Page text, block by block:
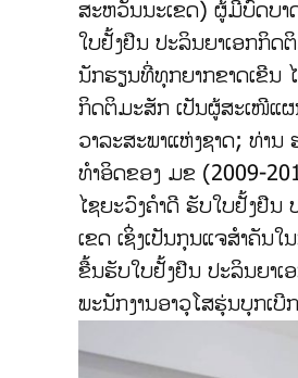
ສະຫວັນນະເຂດ) ຜູ້ມີບົດບາ
ໃບຢັ້ງຢືນ ປະລິນຍາເອກກິດ
ນັກຮຽນທີ່ທຸກຍາກຂາດເຂີນ
ກິດຕິມະສັກ ເປັນຜູ້ສະເໜີແ
ວາລະສະພາແຫ່ງຊາດ; ທ່າ
ທຳອິດຂອງ ມຂ (2009-
ໄຊຍະວົງຄຳດີ ຮັບໃບຢັ້ງຢື
ເຂດ ເຊິ່ງເປັນກຸນແຈສຳຄັນ
ຂື້ນຮັບໃບຢັ້ງຢືນ ປະລິນຍາ
ພະນັກງານອາວຸໂສຮຸ່ນບຸກເ